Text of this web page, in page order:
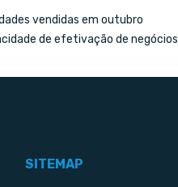
vendidas em outubro
de efetivação de negócios
SITEMAP